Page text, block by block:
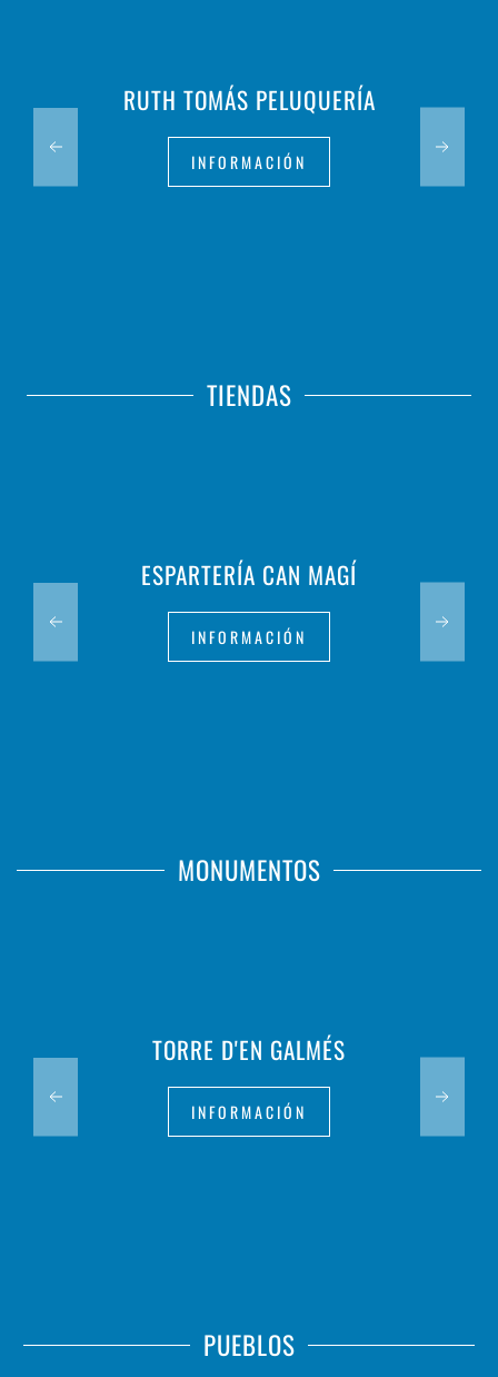
RUTH TOMÁS PELUQUERÍA
INFORMACIÓN
TIENDAS
ESPARTERÍA CAN MAGÍ
INFORMACIÓN
MONUMENTOS
TORRE D'EN GALMÉS
INFORMACIÓN
PUEBLOS